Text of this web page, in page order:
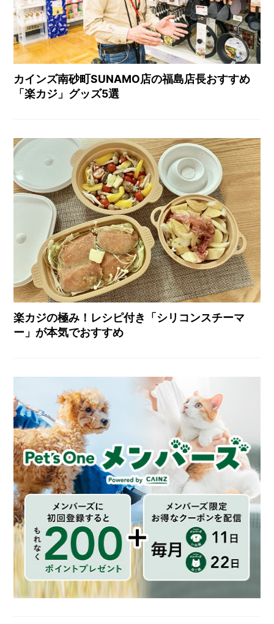
カインズ南砂町SUNAMO店の福島店長おすすめ
「楽カジ」グッズ5選
楽カジの極み！レシピ付き「シリコンスチーマ
ー」が本気でおすすめ